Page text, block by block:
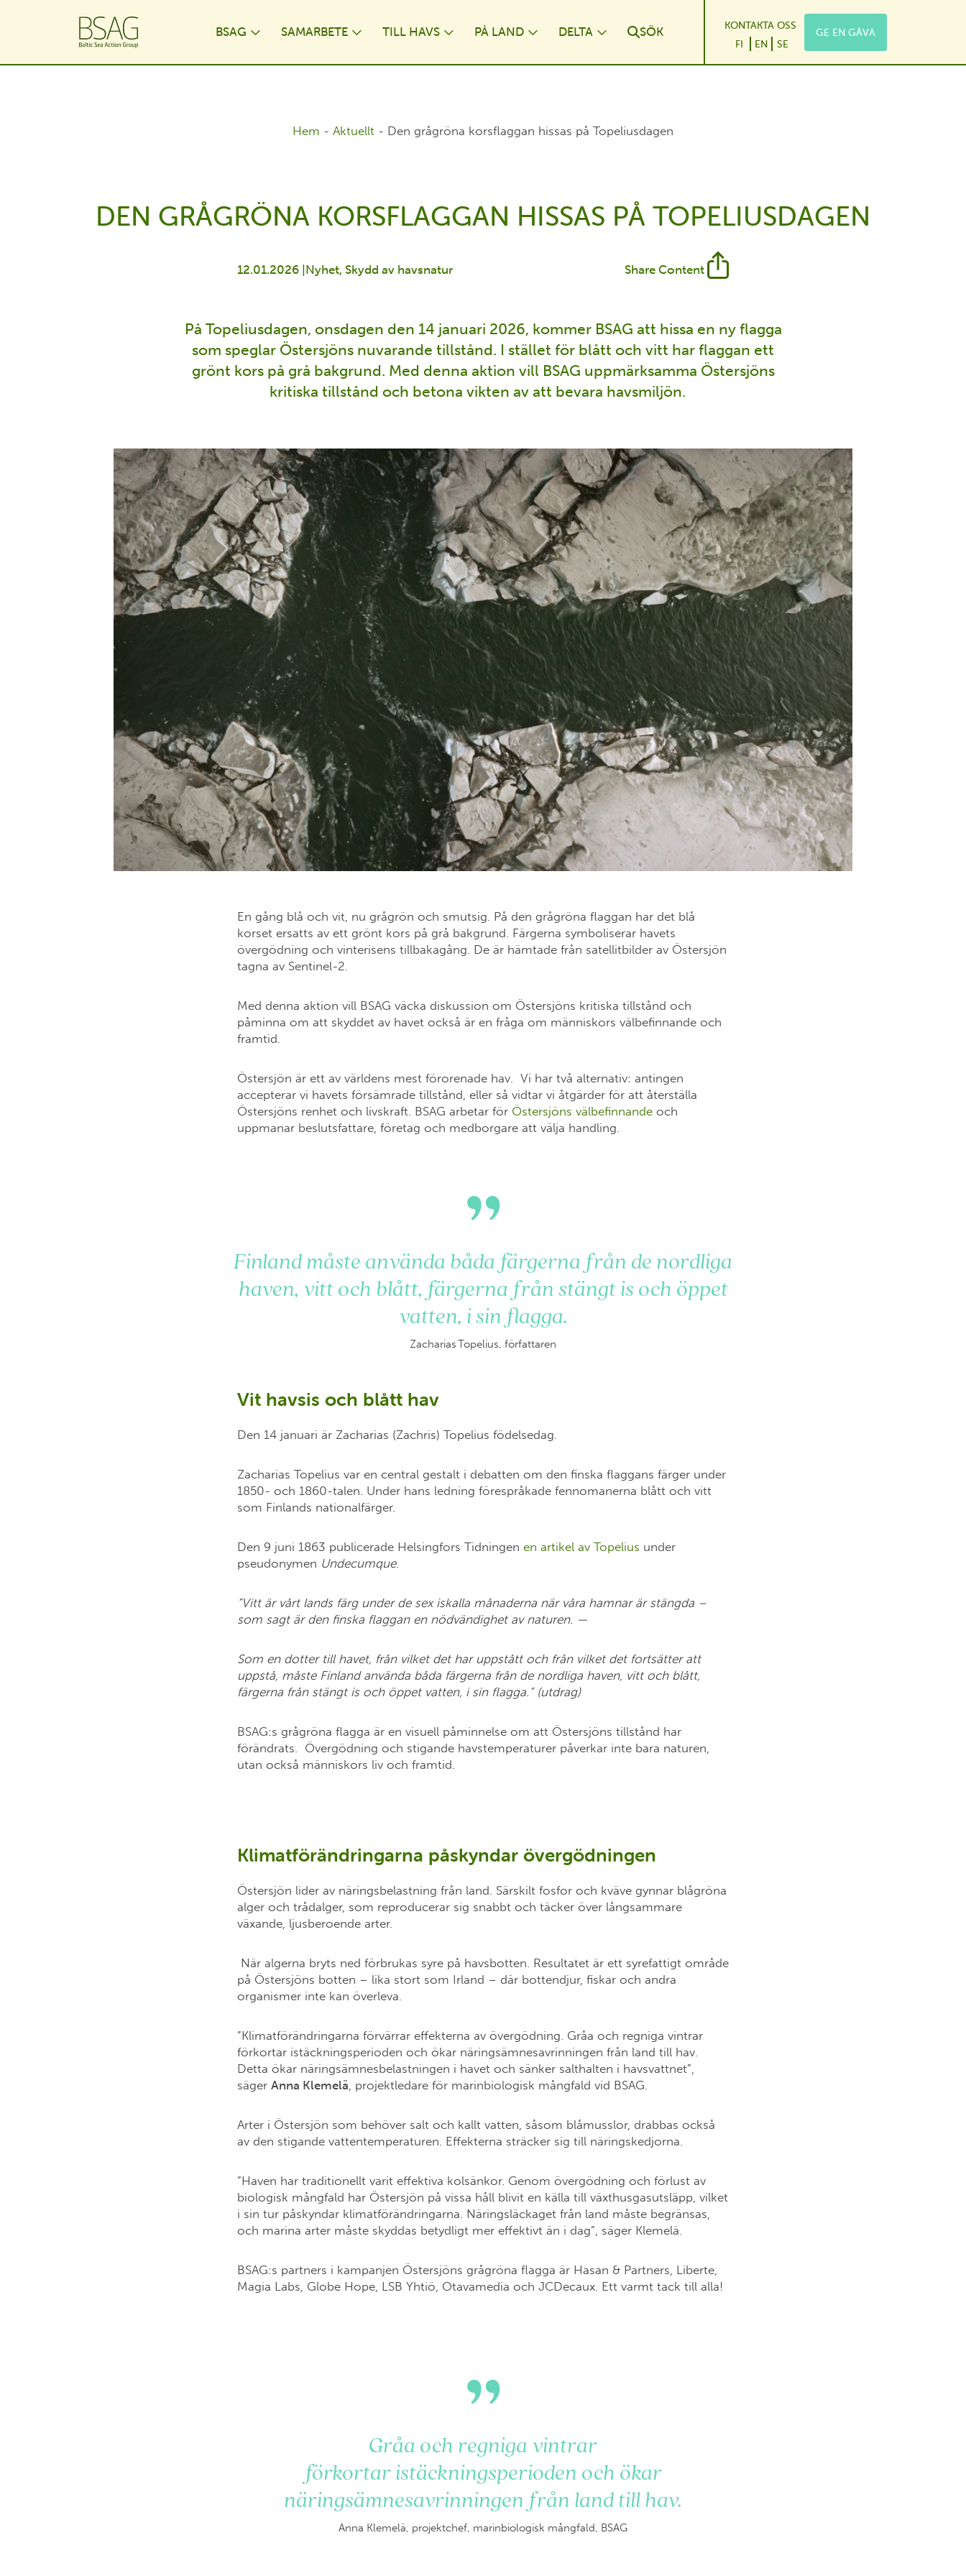
BSAG SAMARBETE TILL HAVS PÅ LAND
Toggle Dropdown
DELTA
Toggle Dropdown
SÖK
FI EN SE
KONTAKTA OSS
GE EN GÅVA
Hem - Aktuellt - Den grågröna korsflaggan hissas på Topeliusdagen
DEN GRÅGRÖNA KORSFLAGGAN HISSAS PÅ TOPELIUSDAGEN
12.01.2026 | Nyhet Skydd av havsnatur Share Content
På Topeliusdagen, onsdagen den 14 januari 2026, kommer BSAG att hissa en ny flagga
som speglar Östersjöns nuvarande tillstånd. I stället för blått och vitt har flaggan ett
grönt kors på grå bakgrund. Med denna aktion vill BSAG uppmärksamma Östersjöns
kritiska tillstånd och betona vikten av att bevara havsmiljön.
En gång blå och vit, nu grågrön och smutsig. På den grågröna flaggan har det blå
korset ersatts av ett grönt kors på grå bakgrund. Färgerna symboliserar havets
övergödning och vinterisens tillbakagång. De är hämtade från satellitbilder av Östersjön
tagna av Sentinel-2.
Med denna aktion vill BSAG väcka diskussion om Östersjöns kritiska tillstånd och
påminna om att skyddet av havet också är en fråga om människors välbefinnande och
framtid.
Östersjön är ett av världens mest förorenade hav. Vi har två alternativ: antingen
accepterar vi havets försämrade tillstånd, eller så vidtar vi åtgärder för att återställa
Östersjöns renhet och livskraft. BSAG arbetar för Östersjöns välbefinnande och
uppmanar beslutsfattare, företag och medborgare att välja handling.
”
Finland måste använda båda färgerna från de nordliga
haven, vitt och blått, färgerna från stängt is och öppet
vatten, i sin flagga.
Zacharias Topelius, författaren
Vit havsis och blått hav
Den 14 januari är Zacharias (Zachris) Topelius födelsedag.
Zacharias Topelius var en central gestalt i debatten om den finska flaggans färger under
1850- och 1860-talen. Under hans ledning förespråkade fennomanerna blått och vitt
som Finlands nationalfärger.
Den 9 juni 1863 publicerade Helsingfors Tidningen en artikel av Topelius under
pseudonymen Undecumque.
”Vitt är vårt lands färg under de sex iskalla månaderna när våra hamnar är stängda –
som sagt är den finska flaggan en nödvändighet av naturen. —
Som en dotter till havet, från vilket det har uppstått och från vilket det fortsätter att
uppstå, måste Finland använda båda färgerna från de nordliga haven, vitt och blått,
färgerna från stängt is och öppet vatten, i sin flagga.” (utdrag)
BSAG:s grågröna flagga är en visuell påminnelse om att Östersjöns tillstånd har
förändrats. Övergödning och stigande havstemperaturer påverkar inte bara naturen,
utan också människors liv och framtid.
Klimatförändringarna påskyndar övergödningen
Östersjön lider av näringsbelastning från land. Särskilt fosfor och kväve gynnar blågröna
alger och trådalger, som reproducerar sig snabbt och täcker över långsammare
växande, ljusberoende arter.
När algerna bryts ned förbrukas syre på havsbotten. Resultatet är ett syrefattigt område
på Östersjöns botten – lika stort som Irland – där bottendjur, fiskar och andra
organismer inte kan överleva.
”Klimatförändringarna förvärrar effekterna av övergödning. Gråa och regniga vintrar
förkortar istäckningsperioden och ökar näringsämnesavrinningen från land till hav.
Detta ökar näringsämnesbelastningen i havet och sänker salthalten i havsvattnet”,
säger Anna Klemelä, projektledare för marinbiologisk mångfald vid BSAG.
Arter i Östersjön som behöver salt och kallt vatten, såsom blåmusslor, drabbas också
av den stigande vattentemperaturen. Effekterna sträcker sig till näringskedjorna.
”Haven har traditionellt varit effektiva kolsänkor. Genom övergödning och förlust av
biologisk mångfald har Östersjön på vissa håll blivit en källa till växthusgasutsläpp, vilket
i sin tur påskyndar klimatförändringarna. Näringsläckaget från land måste begränsas,
och marina arter måste skyddas betydligt mer effektivt än i dag”, säger Klemelä.
BSAG:s partners i kampanjen Östersjöns grågröna flagga är Hasan & Partners, Liberte,
Magia Labs, Globe Hope, LSB Yhtiö, Otavamedia och JCDecaux. Ett varmt tack till alla!
”
Gråa och regniga vintrar
förkortar istäckningsperioden och ökar
näringsämnesavrinningen från land till hav.
Anna Klemelä, projektchef, marinbiologisk mångfald, BSAG